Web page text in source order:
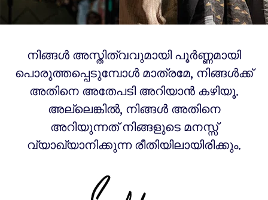
നിങ്ങൾ അസ്തിത്വവുമായി പൂർണ്ണമായി
പൊരുത്തപ്പെടുമ്പോൾ മാത്രമേ, നിങ്ങൾക്ക്
അതിനെ അതേപടി അറിയാൻ കഴിയൂ.
അല്ലെങ്കിൽ, നിങ്ങൾ അതിനെ
അറിയുന്നത് നിങ്ങളുടെ മനസ്സ്
വ്യാഖ്യാനിക്കുന്ന രീതിയിലായിരിക്കും.